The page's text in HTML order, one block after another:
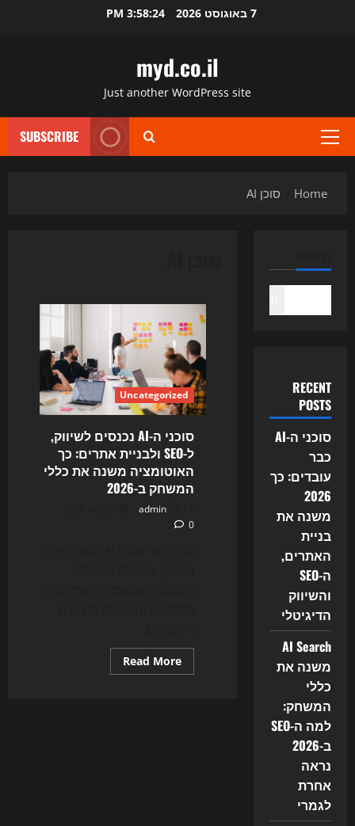
7 באוגוסט 2026 3:58:24 PM
myd.co.il
Just another WordPress site
Primary
SUBSCRIBE
Home סוכן AI
Uncategorized
סוכני ה-AI נכנסים לשיווק,
ל-SEO ולבניית אתרים: כך
האוטומציה משנה את כללי
המשחק ב-2026
admin
0
Read More
more
RECENT
POSTS
סוכני ה-AI
כבר
עובדים: כך
2026
משנה את
בניית
האתרים,
ה-SEO
והשיווק
הדיגיטלי
AI Search
משנה את
כללי
המשחק:
למה ה-SEO
ב-2026
נראה
אחרת
לגמרי